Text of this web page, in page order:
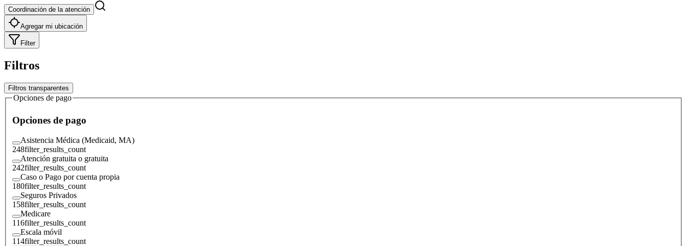
Coordinación de la atención
Agregar mi ubicación
Filter
Filtros
Filtros transparentes
Opciones de pago
Opciones de pago
Asistencia Médica (Medicaid, MA)
248filter_results_count
Atención gratuita o gratuita
242filter_results_count
Caso o Pago por cuenta propia
180filter_results_count
Seguros Privados
158filter_results_count
Medicare
116filter_results_count
Escala móvil
114filter_results_count